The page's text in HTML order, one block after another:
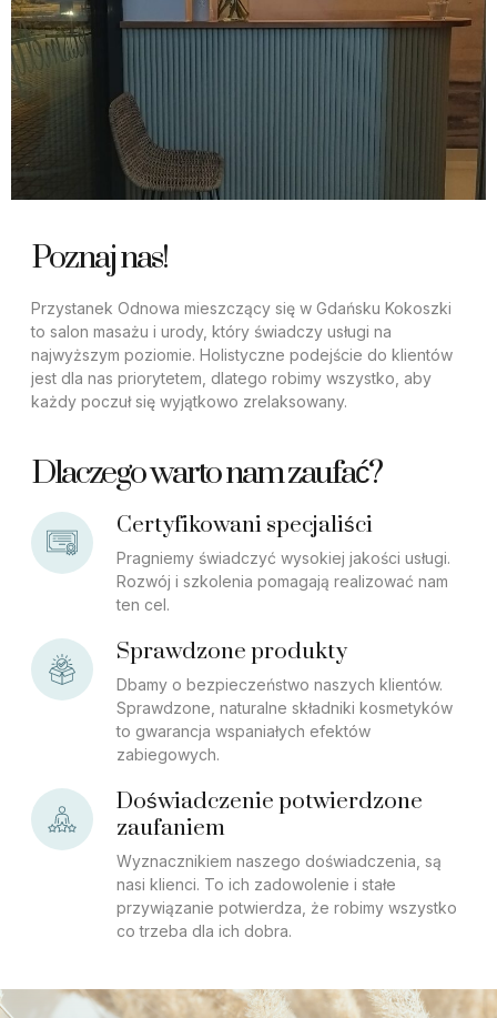
Poznaj nas!
Przystanek Odnowa mieszczący się w Gdańsku Kokoszki
to salon masażu i urody, który świadczy usługi na
najwyższym poziomie. Holistyczne podejście do klientów
jest dla nas priorytetem, dlatego robimy wszystko, aby
każdy poczuł się wyjątkowo zrelaksowany.
Dlaczego warto nam zaufać?
Certyfikowani specjaliści
Pragniemy świadczyć wysokiej jakości usługi.
Rozwój i szkolenia pomagają realizować nam
ten cel.
Sprawdzone produkty
Dbamy o bezpieczeństwo naszych klientów.
Sprawdzone, naturalne składniki kosmetyków
to gwarancja wspaniałych efektów
zabiegowych.
Doświadczenie potwierdzone
zaufaniem
Wyznacznikiem naszego doświadczenia, są
nasi klienci. To ich zadowolenie i stałe
przywiązanie potwierdza, że robimy wszystko
co trzeba dla ich dobra.